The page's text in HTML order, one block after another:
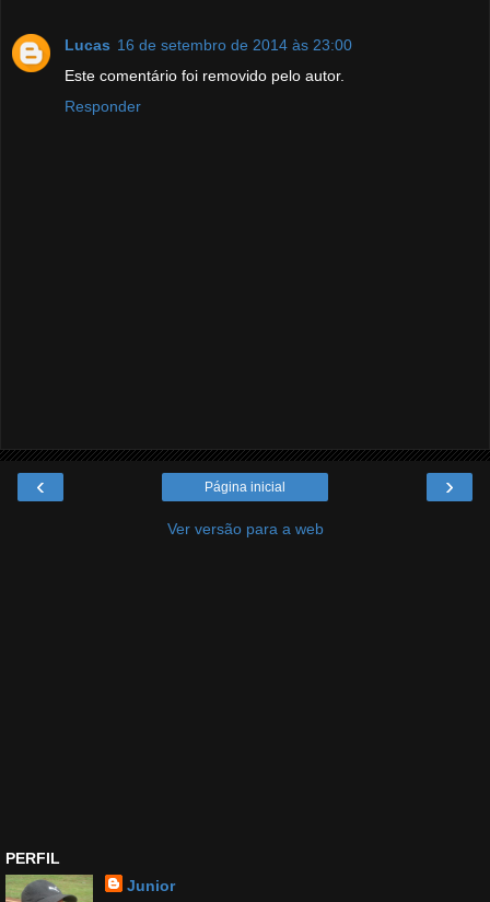
Lucas 16 de setembro de 2014 às 23:00
Este comentário foi removido pelo autor.
Responder
‹ ›
Página inicial
Ver versão para a web
PERFIL
Junior